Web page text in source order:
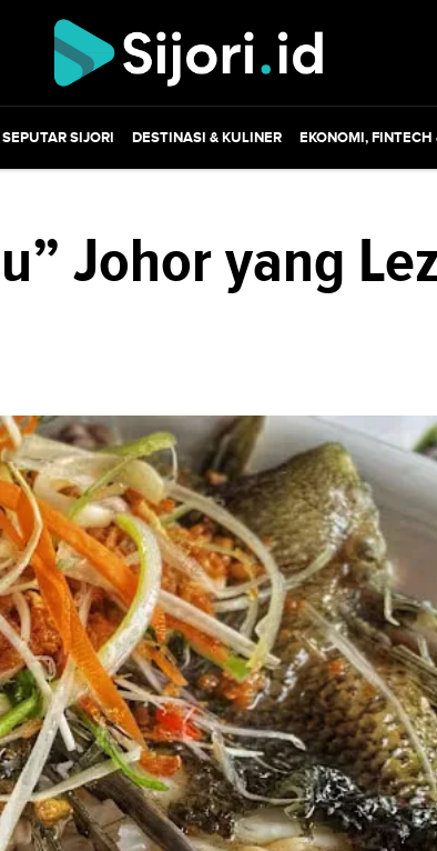
SEPUTAR SIJORI DESTINASI & KULINER EKONOMI, FINTECH
Johor yang